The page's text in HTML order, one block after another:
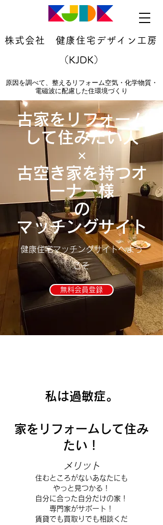
株式会社 健康住宅デザイン工房
（KJDK）
原因を調べて、整えるリフォーム空気・化学物質・
電磁波に配慮した住環境づくり
古家をリフォーム
して住みたい人
×
古空き家を持つオ
ーナー様
​の
マッチングサイト
健康住宅マッチングサイトへよう
こそ
無料会員登録
私は過敏症。
​家をリフォームして住み
たい！
メリット
​住むところがないあなたにも
やっと見つかる！
自分に合った自分だけの家！
​専門家がサポート！
​賃貸でも買取りでも相談くだ